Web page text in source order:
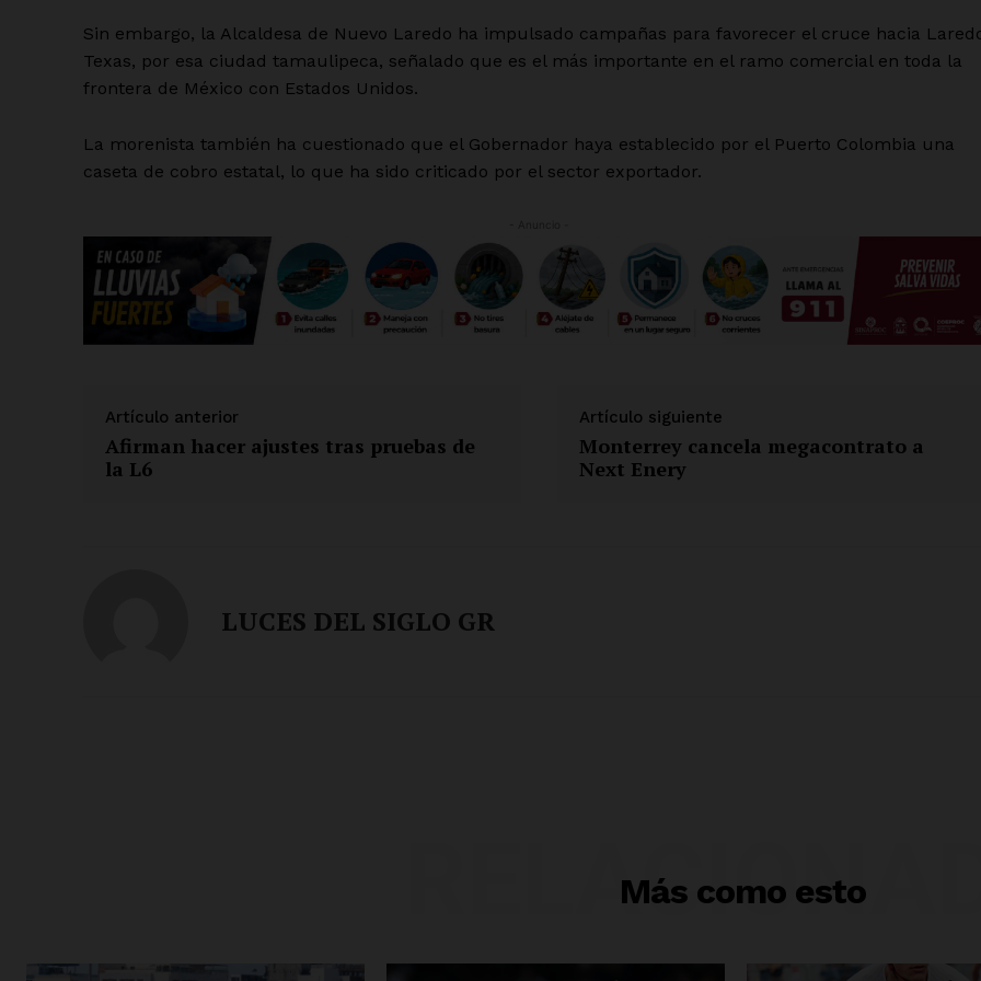
Sin embargo, la Alcaldesa de Nuevo Laredo ha impulsado campañas para favorecer el cruce hacia
Texas, por esa ciudad tamaulipeca, señalado que es el más importante en el ramo comercial en toda la
frontera de México con Estados Unidos.
La morenista también ha cuestionado que el Gobernador haya establecido por el Puerto Colombia una
caseta de cobro estatal, lo que ha sido criticado por el sector exportador.
Artículo anterior
Afirman hacer ajustes tras pruebas de
la L6
Artículo siguiente
Monterrey cancela megacontrato a
Next Enery
LUCES DEL SIGLO GR
Más como esto